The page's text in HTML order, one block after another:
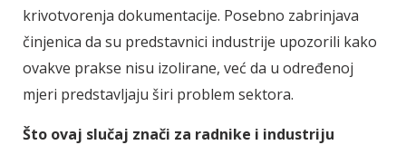
krivotvorenja dokumentacije. Posebno zabrinjava
činjenica da su predstavnici industrije upozorili kako
ovakve prakse nisu izolirane, već da u određenoj
mjeri predstavljaju širi problem sektora.
Što ovaj slučaj znači za radnike i industriju